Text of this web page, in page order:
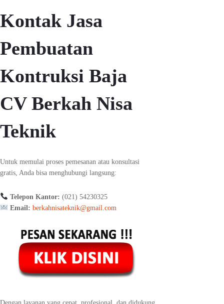
Kontak Jasa
Pembuatan
Kontruksi Baja
CV Berkah Nisa
Teknik
Untuk memulai proses pemesanan atau konsultasi
gratis, Anda bisa menghubungi langsung:
Telepon Kantor: (021) 54230325
Email: berkahnisateknik@gmail.com